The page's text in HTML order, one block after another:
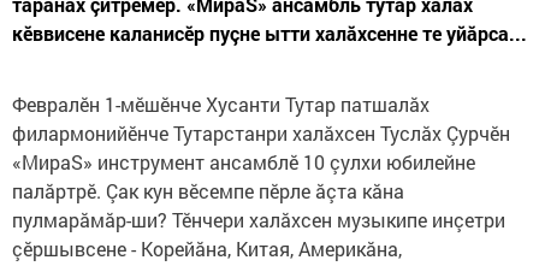
кӗввисене каланисӗр пуçне ытти халăхсенне те уйăрса...
Февралӗн 1-мӗшӗнче Хусанти Тутар патшалăх
филармонийӗнче Тутарстанри халăхсен Туслăх Çурчӗн
«МираS» инструмент ансамблӗ 10 çулхи юбилейне
палăртрӗ. Çак кун вӗсемпе пӗрле ăçта кăна
пулмарăмăр-ши? Тӗнчери халăхсен музыкипе инçетри
çӗршывсене - Корейăна, Китая, Америкăна,